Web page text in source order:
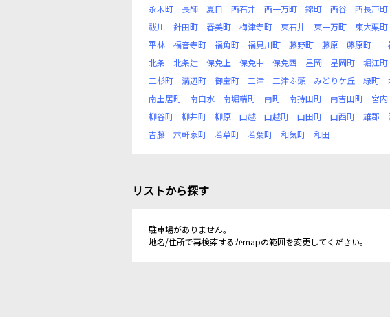
永木町
長師 夏目 西石井 西一万町 錦町 西谷 西長戸町
祓川
針田町 春美町 梅津寺町 東石井 東一万町 東大栗町
平林
福音寺町 福角町 福見川町 藤野町 藤原 藤原町
北条
北条辻 保免上 保免中 保免西 星岡 星岡町 堀江町
三杉町
溝辺町 御宝町 三津 三津ふ頭 みどりケ丘 緑町
南土居町
南白水 南堀端町 南町 南持田町 南吉田町 宮内
柳谷町
柳井町 柳原 山越 山越町 山田町 山西町 雄郡
吉藤
六軒家町 若草町 若葉町 和気町 和田
リストから探す
駐車場がありません。
地名/住所で再検索するかmapの範囲を変更してください。